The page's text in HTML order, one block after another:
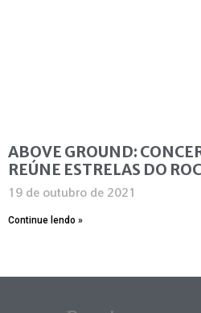
ABOVE GROUND:
REÚNE ESTRELAS DO
19 de outubro de 2021
Continue lendo »